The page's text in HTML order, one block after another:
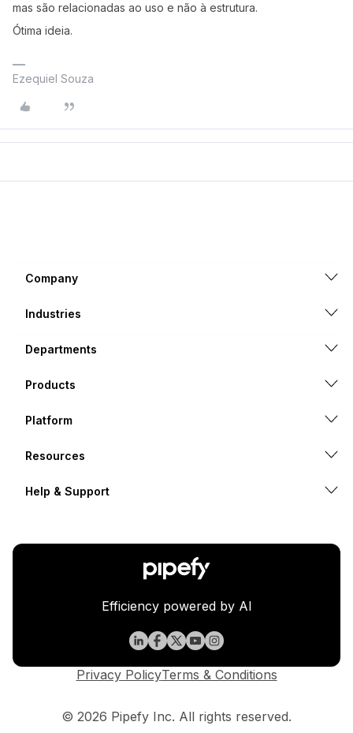
mas são relacionadas ao uso e não à estrutura.
Ótima ideia.
Ezequiel Souza
Company
Industries
Departments
Products
Platform
Resources
Help & Support
Efficiency powered by AI
© 2026 Pipefy Inc. All rights reserved.
Privacy PolicyTerms & Conditions